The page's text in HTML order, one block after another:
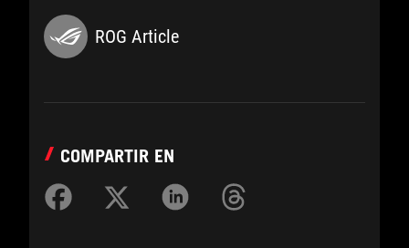
ROG Article
COMPARTIR EN